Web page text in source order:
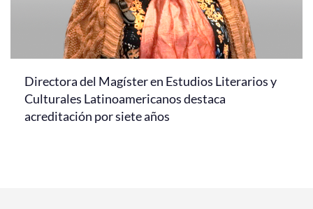
Directora del Magíster en Estudios Literarios y
Culturales Latinoamericanos destaca
acreditación por siete años